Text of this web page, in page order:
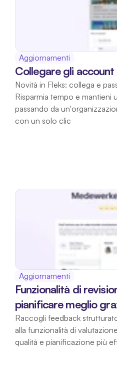
Aggiornamenti
Collegare gli account
Novità in Fleks: collega e
Risparmia tempo e mantieni
passando da
con un solo clic
Aggiornamenti
Funzionalità di
pianificare meglio
Raccogli feedback
alla funzionalità di
qualità e pianificazione più